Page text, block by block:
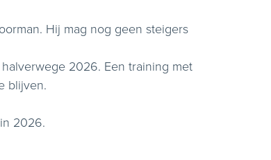
Hij mag nog geen steigers
2026. Een training met
blijven.
2026.